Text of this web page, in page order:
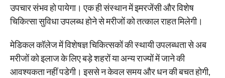
उपचार संभव हो पायेगा। एक ही संस्थान में इमरजेंसी और विशेष
चिकित्सा सुविधा उपलब्ध होने से मरीजों को तत्काल राहत मिलेगी।
मेडिकल कॉलेज में विशेषज्ञ चिकित्सकों की स्थायी उपलब्धता से अब
मरीजों को इलाज के लिए बड़े शहरों या अन्य राज्यों में जाने की
आवश्यकता नहीं पडेगी। इससे न केवल समय और धन की बचत होगी,